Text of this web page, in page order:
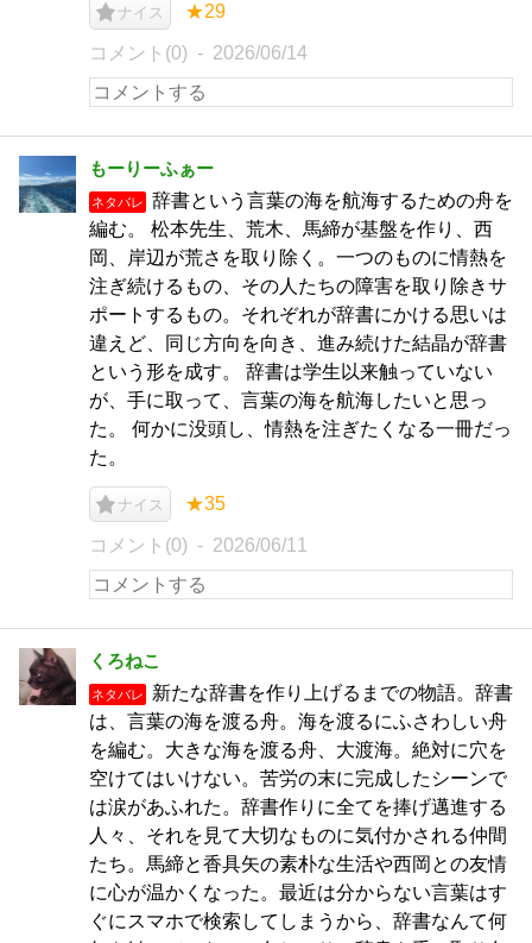
ナイス ★29
コメント(0) 2026/06/14
もーりーふぁー
ネタバレ
辞書という言葉の海を航海するための舟を
編む。 松本先生、荒木、馬締が基盤を作り、西
岡、岸辺が荒さを取り除く。一つのものに情熱を
注ぎ続けるもの、その人たちの障害を取り除きサ
ポートするもの。それぞれが辞書にかける思いは
違えど、同じ方向を向き、進み続けた結晶が辞書
という形を成す。 辞書は学生以来触っていない
が、手に取って、言葉の海を航海したいと思っ
た。 何かに没頭し、情熱を注ぎたくなる一冊だっ
た。
ナイス ★35
コメント(0) 2026/06/11
くろねこ
ネタバレ
新たな辞書を作り上げるまでの物語。辞書
は、言葉の海を渡る舟。海を渡るにふさわしい舟
を編む。大きな海を渡る舟、大渡海。絶対に穴を
空けてはいけない。苦労の末に完成したシーンで
は涙があふれた。辞書作りに全てを捧げ邁進する
人々、それを見て大切なものに気付かされる仲間
たち。馬締と香具矢の素朴な生活や西岡との友情
に心が温かくなった。最近は分からない言葉はす
ぐにスマホで検索してしまうから、辞書なんて何